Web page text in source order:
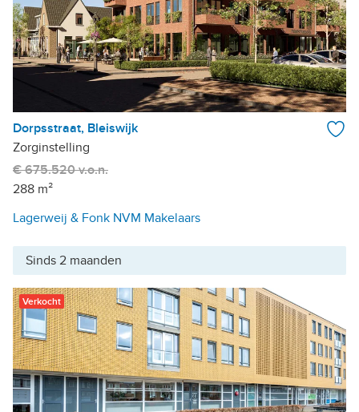
Dorpsstraat, Bleiswijk
Zorginstelling
€ 675.520 v.o.n.
288 m²
Lagerweij & Fonk NVM Makelaars
Sinds 2 maanden
Verkocht